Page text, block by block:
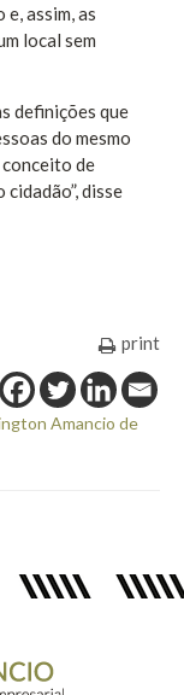
assim, as
local sem
definições que
do mesmo
de
disse
print
Amancio de